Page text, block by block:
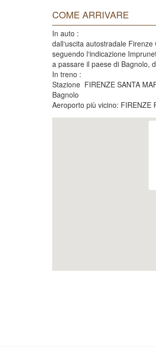
COME ARRIVARE
In auto :
dall‘uscita autostradale
seguendo l‘indicazione
a passare il paese di Bagnolo,
In treno :
Stazione FIRENZE SANTA
Bagnolo
Aeroporto più vicino: FIRENZE